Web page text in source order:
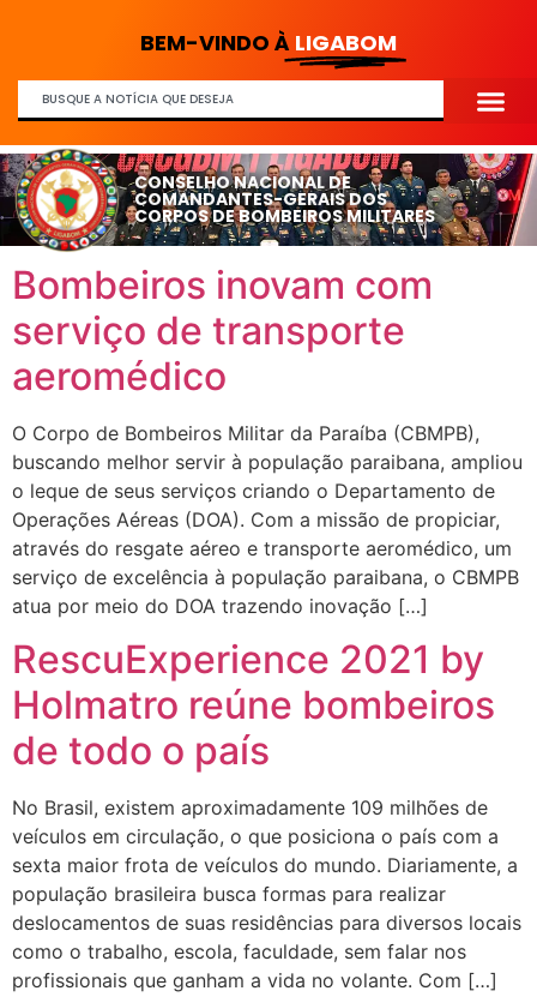
BEM-VINDO À LIGABOM
CONSELHO NACIONAL DE
COMANDANTES-GERAIS DOS
CORPOS DE BOMBEIROS MILITARES
Bombeiros inovam com
serviço de transporte
aeromédico
O Corpo de Bombeiros Militar da Paraíba (CBMPB),
buscando melhor servir à população paraibana, ampliou
o leque de seus serviços criando o Departamento de
Operações Aéreas (DOA). Com a missão de propiciar,
através do resgate aéreo e transporte aeromédico, um
serviço de excelência à população paraibana, o CBMPB
atua por meio do DOA trazendo inovação […]
RescuExperience 2021 by
Holmatro reúne bombeiros
de todo o país
No Brasil, existem aproximadamente 109 milhões de
veículos em circulação, o que posiciona o país com a
sexta maior frota de veículos do mundo. Diariamente, a
população brasileira busca formas para realizar
deslocamentos de suas residências para diversos locais
como o trabalho, escola, faculdade, sem falar nos
profissionais que ganham a vida no volante. Com […]